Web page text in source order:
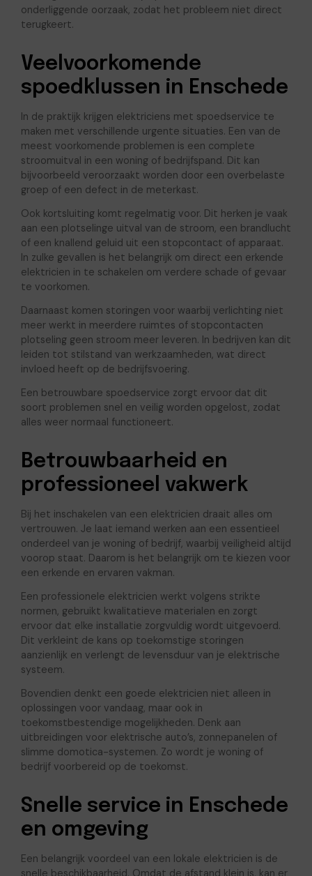
onderliggende oorzaak, zodat het probleem niet direct
terugkeert.
Veelvoorkomende
spoedklussen in Enschede
In de praktijk krijgen elektriciens met spoedservice te
maken met verschillende urgente situaties. Een van de
meest voorkomende problemen is een complete
stroomuitval in een woning of bedrijfspand. Dit kan
bijvoorbeeld veroorzaakt worden door een overbelaste
groep of een defect in de meterkast.
Ook kortsluiting komt regelmatig voor. Dit herken je vaak
aan een plotselinge uitval van de stroom, een brandlucht
of een knallend geluid uit een stopcontact of apparaat.
In zulke gevallen is het belangrijk om direct een erkende
elektricien in te schakelen om verdere schade of gevaar
te voorkomen.
Daarnaast komen storingen voor waarbij verlichting niet
meer werkt in meerdere ruimtes of stopcontacten
plotseling geen stroom meer leveren. In bedrijven kan dit
leiden tot stilstand van werkzaamheden, wat direct
invloed heeft op de bedrijfsvoering.
Een betrouwbare spoedservice zorgt ervoor dat dit
soort problemen snel en veilig worden opgelost, zodat
alles weer normaal functioneert.
Betrouwbaarheid en
professioneel vakwerk
Bij het inschakelen van een elektricien draait alles om
vertrouwen. Je laat iemand werken aan een essentieel
onderdeel van je woning of bedrijf, waarbij veiligheid altijd
voorop staat. Daarom is het belangrijk om te kiezen voor
een erkende en ervaren vakman.
Een professionele elektricien werkt volgens strikte
normen, gebruikt kwalitatieve materialen en zorgt
ervoor dat elke installatie zorgvuldig wordt uitgevoerd.
Dit verkleint de kans op toekomstige storingen
aanzienlijk en verlengt de levensduur van je elektrische
systeem.
Bovendien denkt een goede elektricien niet alleen in
oplossingen voor vandaag, maar ook in
toekomstbestendige mogelijkheden. Denk aan
uitbreidingen voor elektrische auto’s, zonnepanelen of
slimme domotica-systemen. Zo wordt je woning of
bedrijf voorbereid op de toekomst.
Snelle service in Enschede
en omgeving
Een belangrijk voordeel van een lokale elektricien is de
snelle beschikbaarheid. Omdat de afstand klein is, kan er